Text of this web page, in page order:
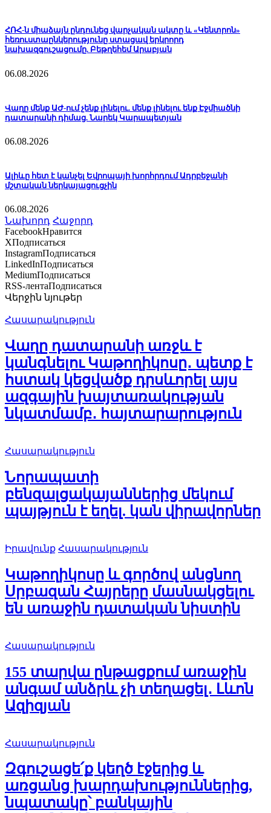
ՀՌՀ-ն միաձայն ընդունեց վարչական ակտը և «Կենտրոն»
հեռուստաընկերությունը ստացավ երկրորդ
նախազգուշացումը. Բեթղեհեմ Արաբյան
06.08.2026
Վաղը մենք ԱԺ-ում չենք լինելու. մենք լինելու ենք Էջմիածնի
դատարանի դիմաց. Նարեկ Կարապետյան
06.08.2026
Ալիևը հետ է կանչել Եվրոպայի խորհրդում Ադրբեջանի
մշտական ներկայացուցչին
06.08.2026
Նախորդ Հաջորդ
FacebookНравится
XПодписаться
InstagramПодписаться
LinkedInПодписаться
MediumПодписаться
RSS-лентаПодписаться
Վերջին նյութեր
Հասարակություն
Վաղը դատարանի առջև է
կանգնելու Կաթողիկոսը․ պետք է
հստակ կեցվածք դրսևորել այս
ազգային խայտառակության
նկատմամբ․ հայտարարություն
Հասարակություն
Նորապատի
բենզալցակայաններից մեկում
պայթյուն է եղել. կան վիրավորներ
Իրավունք Հասարակություն
Կաթողիկոսը և գործով անցնող
Սրբազան Հայրերը մասնակցելու
են առաջին դատական նիստին
Հասարակություն
155 տարվա ընթացքում առաջին
անգամ անձրև չի տեղացել․ Լևոն
Ազիզյան
Հասարակություն
Զգուշացե՛ք կեղծ էջերից և
առցանց խարդախություններից,
նպատակը՝ բանկային